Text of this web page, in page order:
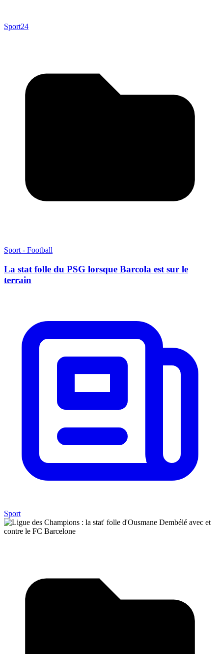
Sport24
Sport - Football
La stat folle du PSG lorsque Barcola est sur le
terrain
Sport